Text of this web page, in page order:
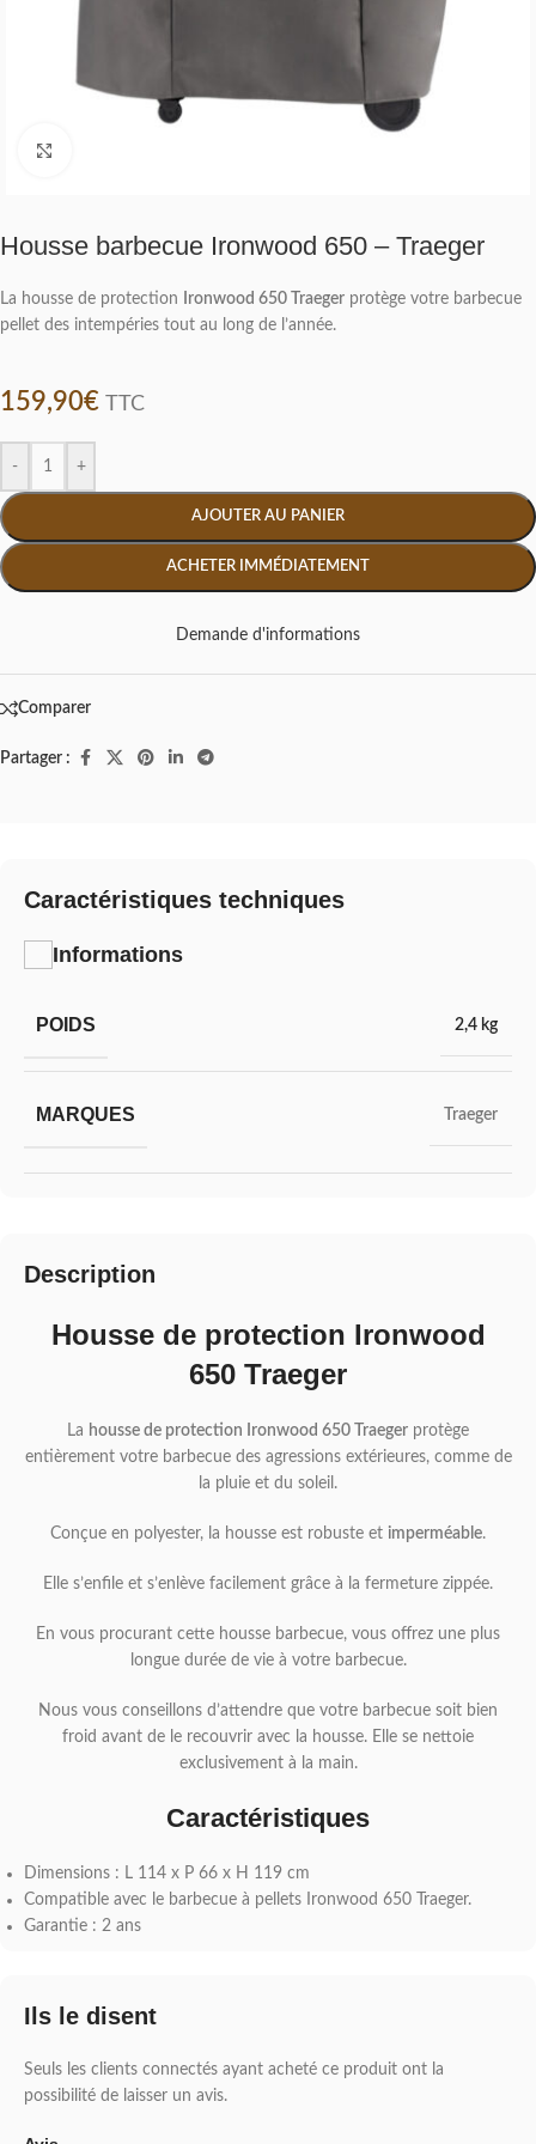
Housse barbecue Ironwood 650 – Traeger
La housse de protection Ironwood 650 Traeger protège votre barbecue
pellet des intempéries tout au long de l’année.
159,90€ TTC
- +
AJOUTER AU PANIER
ACHETER IMMÉDIATEMENT
Demande d'informations
Comparer
Partager :
Description
Housse de protection Ironwood
650 Traeger
La housse de protection Ironwood 650 Traeger protège
entièrement votre barbecue des agressions extérieures, comme de
la pluie et du soleil.
Conçue en polyester, la housse est robuste et imperméable.
Elle s’enfile et s’enlève facilement grâce à la fermeture zippée.
En vous procurant cette housse barbecue, vous offrez une plus
longue durée de vie à votre barbecue.
Nous vous conseillons d’attendre que votre barbecue soit bien
froid avant de le recouvrir avec la housse. Elle se nettoie
exclusivement à la main.
Caractéristiques
Dimensions : L 114 x P 66 x H 119 cm
Compatible avec le barbecue à pellets Ironwood 650 Traeger.
Garantie : 2 ans
Caractéristiques techniques
Informations
POIDS 2,4 kg
MARQUES Traeger
Ils le disent
Seuls les clients connectés ayant acheté ce produit ont la
possibilité de laisser un avis.